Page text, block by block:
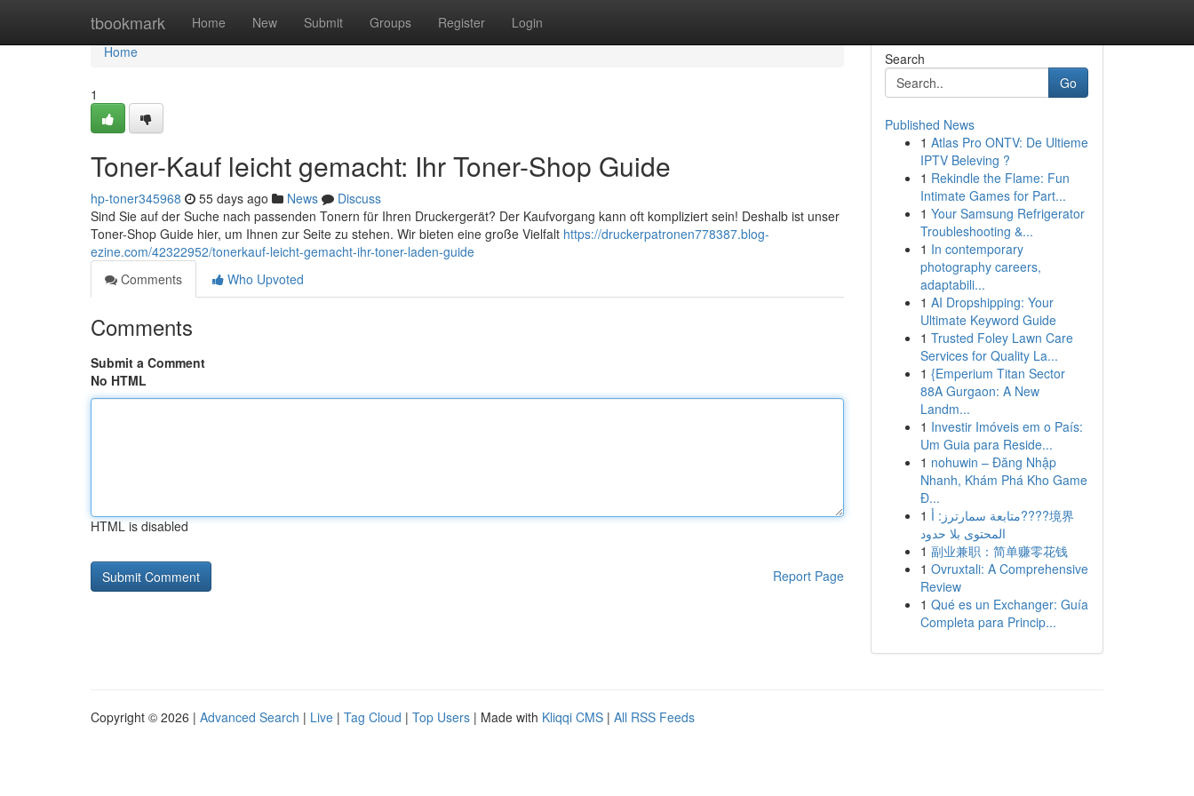
tbookmark Home New Submit Groups Register Login
Home
Home
1
Toner-Kauf leicht gemacht: Ihr Toner-Shop Guide
hp-toner345968 55 days ago News
Discuss
Sind Sie auf der Suche nach passenden Tonern für Ihren Druckergerät? Der Kaufvorgang kann oft kompliziert sein! Deshalb ist unser
Toner-Shop Guide hier, um Ihnen zur Seite zu stehen. Wir bieten eine große Vielfalt https://druckerpatronen778387.blog-
ezine.com/42322952/tonerkauf-leicht-gemacht-ihr-toner-laden-guide
Comments
Who Upvoted
Comments
Submit a Comment
No HTML
HTML is disabled
Report Page
Search
Go
Published News
1 Atlas Pro ONTV: De Ultieme
IPTV Beleving ?
1 Rekindle the Flame: Fun
Intimate Games for Part...
1 Your Samsung Refrigerator
Troubleshooting &...
1 In contemporary
photography careers,
adaptabili...
1 AI Dropshipping: Your
Ultimate Keyword Guide
1 Trusted Foley Lawn Care
Services for Quality La...
1 {Emperium Titan Sector
88A Gurgaon: A New
Landm...
1 Investir Imóveis em o País:
Um Guia para Reside...
1 nohuwin – Đăng Nhập
Nhanh, Khám Phá Kho Game
Đ...
1 متابعة سمارترز: أ????境界
المحتوى بلا حدود
1 副业兼职：简单赚零花钱
1 Ovruxtali: A Comprehensive
Review
1 Qué es un Exchanger: Guía
Completa para Princip...
Copyright © 2026 | Advanced Search | Live | Tag Cloud | Top Users | Made with Kliqqi CMS | All RSS Feeds